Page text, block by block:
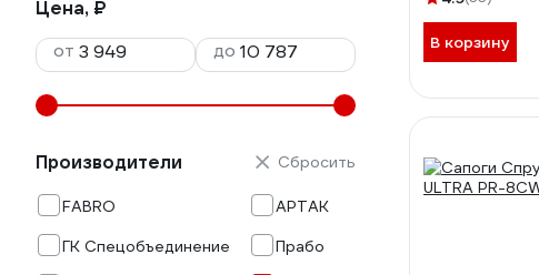
Цена, ₽
от
до
Производители
FABRO
АРТАК
ГК Спецобъединение
Прабо
Сбросить
В корзину